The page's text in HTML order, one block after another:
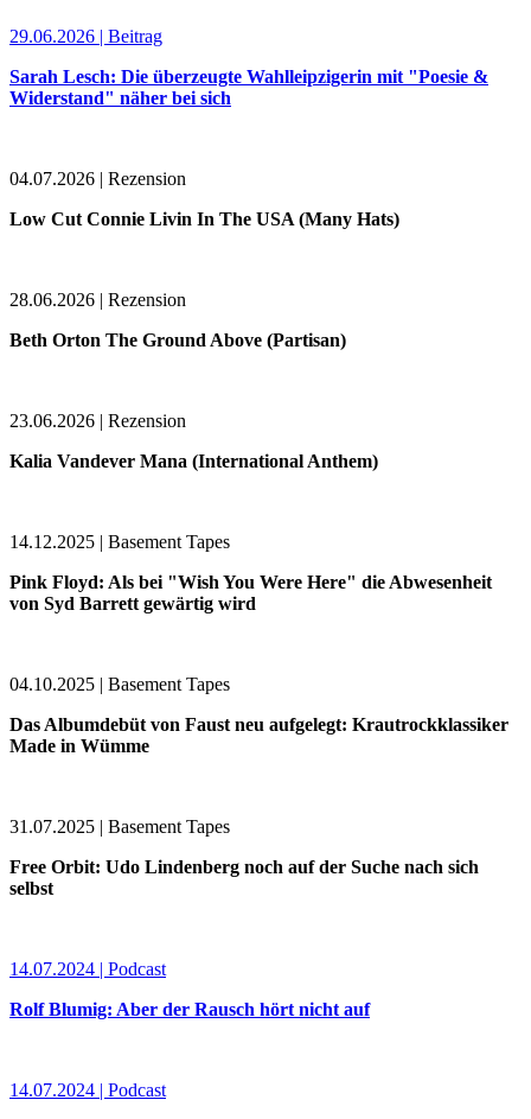
29.06.2026 | Beitrag
Sarah Lesch: Die überzeugte Wahlleipzigerin mit "Poesie &
Widerstand" näher bei sich
04.07.2026 | Rezension
Low Cut Connie Livin In The USA (Many Hats)
28.06.2026 | Rezension
Beth Orton The Ground Above (Partisan)
23.06.2026 | Rezension
Kalia Vandever Mana (International Anthem)
14.12.2025 | Basement Tapes
Pink Floyd: Als bei "Wish You Were Here" die Abwesenheit
von Syd Barrett gewärtig wird
04.10.2025 | Basement Tapes
Das Albumdebüt von Faust neu aufgelegt: Krautrockklassiker
Made in Wümme
31.07.2025 | Basement Tapes
Free Orbit: Udo Lindenberg noch auf der Suche nach sich
selbst
14.07.2024 | Podcast
Rolf Blumig: Aber der Rausch hört nicht auf
14.07.2024 | Podcast